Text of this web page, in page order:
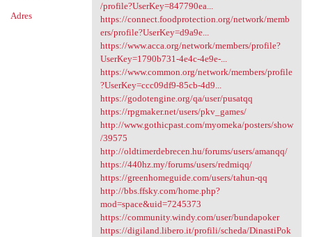
Adres
/profile?UserKey=847790ea...
https://connect.foodprotection.org/network/memb
ers/profile?UserKey=d9a9e...
https://www.acca.org/network/members/profile?
UserKey=1790b731-4e4c-4e9e-...
https://www.common.org/network/members/profile
?UserKey=ccc09df9-85cb-4d9...
https://godotengine.org/qa/user/pusatqq
https://rpgmaker.net/users/pkv_games/
http://www.gothicpast.com/myomeka/posters/show
/39575
http://oldtimerdebrecen.hu/forums/users/amanqq/
https://440hz.my/forums/users/redmiqq/
https://greenhomeguide.com/users/tahun-qq
http://bbs.ffsky.com/home.php?
mod=space&uid=7245373
https://community.windy.com/user/bundapoker
https://digiland.libero.it/profili/scheda/DinastiPok